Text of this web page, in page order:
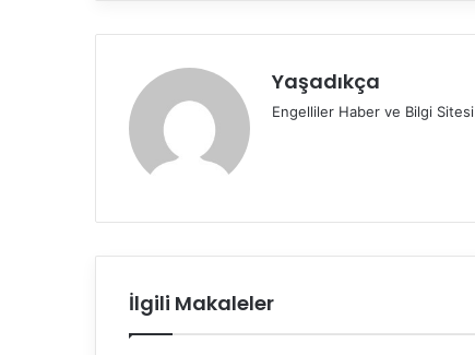
Yaşadıkça
Engelliler Haber ve Bilgi Sitesi
İlgili Makaleler